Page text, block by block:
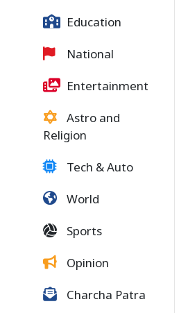
Education
National
Entertainment
Astro and
Religion
Tech & Auto
World
Sports
Opinion
Charcha Patra